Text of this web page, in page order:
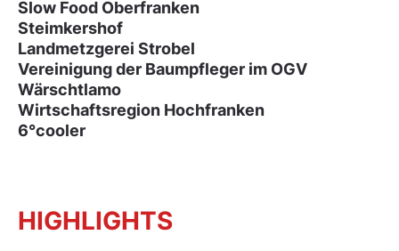
Slow Food Oberfranken
Steimkershof
Landmetzgerei Strobel
Vereinigung der Baumpfleger im OGV
Wärschtlamo
Wirtschaftsregion Hochfranken
6°cooler
HIGHLIGHTS